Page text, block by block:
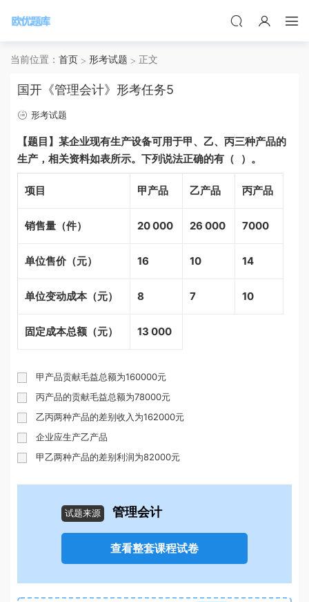
当前位置： 首页 形考试题 正文
国开《管理会计》形考任务5
形考试题
【题目】某企业现有生产设备可用于甲、乙、丙三种产品的
生产，相关资料如表所示。下列说法正确的有（ ）。
项目 甲产品 乙产品 丙产品
销售量（件） 20 000 26 000 7000
单位售价（元） 16 10 14
单位变动成本（元） 8 7 10
固定成本总额（元） 13 000
甲产品贡献毛益总额为160000元
丙产品的贡献毛益总额为78000元
乙丙两种产品的差别收入为162000元
企业应生产乙产品
甲乙两种产品的差别利润为82000元
试题来源 管理会计
查看整套课程试卷